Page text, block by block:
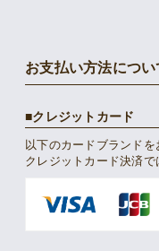
お支払い方法につい
クレジットカード
以下のカードブランドを
クレジットカード決済で